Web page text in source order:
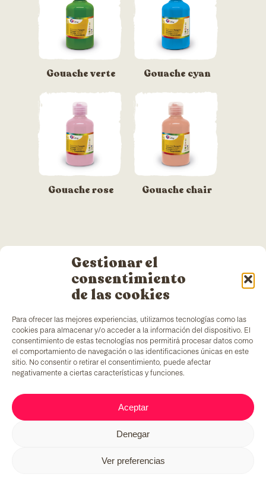
Gestionar el
consentimiento
de las cookies
Para ofrecer las mejores experiencias, utilizamos tecnologías como las
cookies para almacenar y/o acceder a la información del dispositivo. El
consentimiento de estas tecnologías nos permitirá procesar datos como
el comportamiento de navegación o las identificaciones únicas en este
sitio. No consentir o retirar el consentimiento, puede afectar
negativamente a ciertas características y funciones.
Aceptar
Denegar
Ver preferencias
Gouache verte Gouache cyan
Gouache rose Gouache chair
Barcelone et de son propre laboratoire pour la
création de peintures et d’adhésifs. Peintures à
marché : générer des emplois pour des groupes en